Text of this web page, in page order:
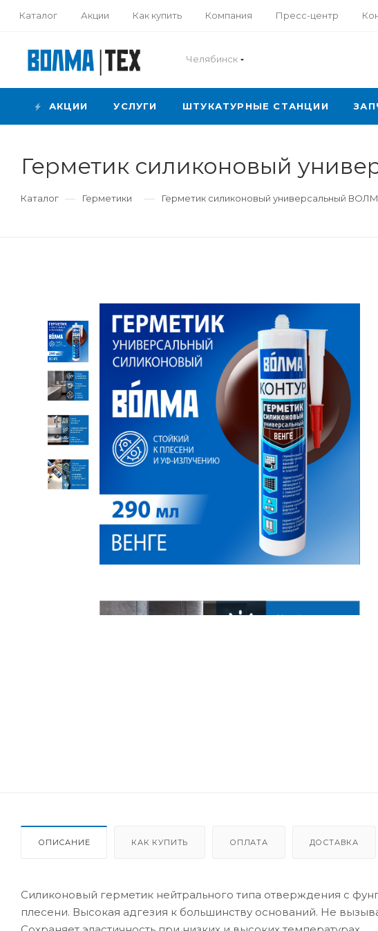
Каталог Акции Как купить Компания Пресс-центр
Челябинск
АКЦИИ УСЛУГИ ШТУКАТУРНЫЕ СТАНЦИИ
Герметик силиконовый
Каталог — Герметики — Герметик силиконовый универсальный
ОПИСАНИЕ КАК КУПИТЬ ОПЛАТА ДОСТАВКА
Силиконовый герметик нейтрального типа отверждения с
плесени. Высокая адгезия к большинству оснований. Не